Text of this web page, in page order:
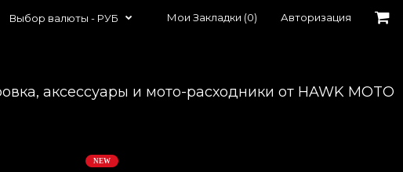
Выбор валюты - РУБ Мои Закладки (0) Авторизация
аксессуары и мото-расходники от HAWK MOTO
NEW